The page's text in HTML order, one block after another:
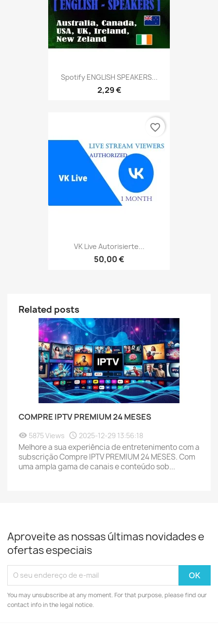
Spotify ENGLISH SPEAKERS...
2,29 €
VK Live Autorisierte...
50,00 €
favorite_border
Related posts
COMPRE IPTV PREMIUM 24 MESES
5875 Views 2025-12-29 13:56:18
Melhore a sua experiência de entretenimento com a
subscrição Compre IPTV PREMIUM 24 MESES. Com
uma ampla gama de canais e conteúdo sob...
Aproveite as nossas últimas novidades e
ofertas especiais
You may unsubscribe at any moment. For that purpose, please find our
contact info in the legal notice.